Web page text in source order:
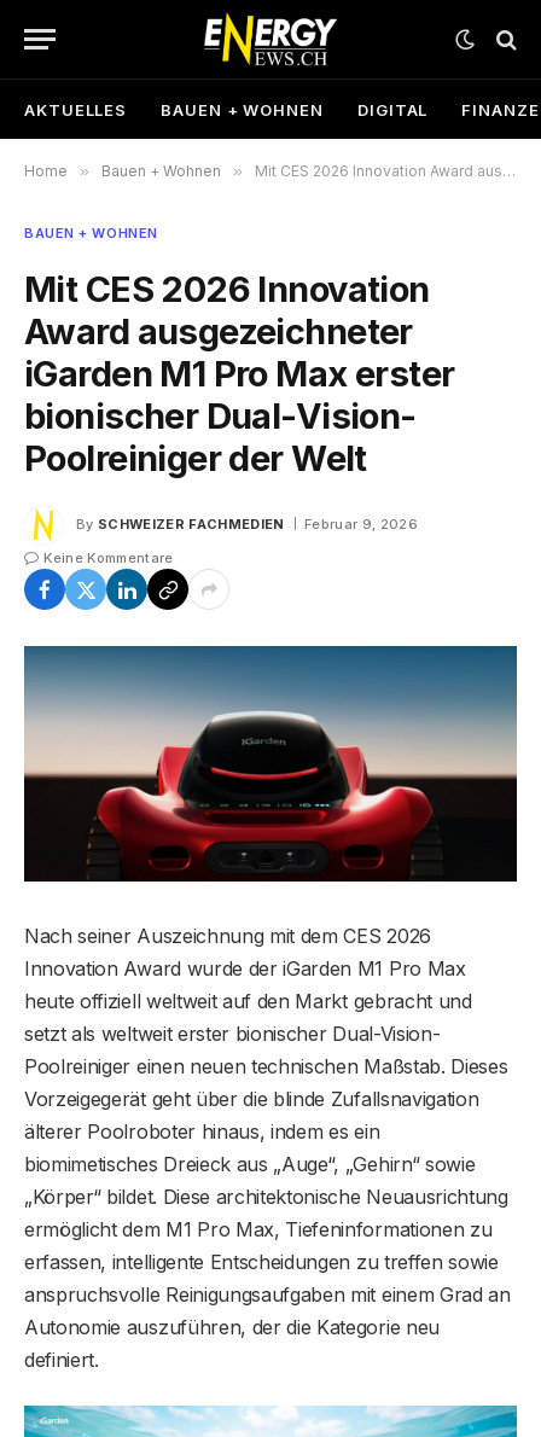
AKTUELLES BAUEN + WOHNEN DIGITAL
Home » Bauen + Wohnen » Mit CES 2026 Innovation Award ausgezeichneter iGarden M1 Pro Max erster bionischer Dual-Vision-Poolreiniger der Welt
BAUEN + WOHNEN
Mit CES 2026 Innovation
Award ausgezeichneter
iGarden M1 Pro Max erster
bionischer Dual-Vision-
Poolreiniger der Welt
By SCHWEIZER FACHMEDIEN
Februar 9, 2026
Keine Kommentare
Nach seiner Auszeichnung mit dem CES 2026
Innovation Award wurde der iGarden M1 Pro Max
heute offiziell weltweit auf den Markt gebracht und
setzt als weltweit erster bionischer Dual-Vision-
Poolreiniger einen neuen technischen Maßstab. Dieses
Vorzeigegerät geht über die blinde Zufallsnavigation
älterer Poolroboter hinaus, indem es ein
biomimetisches Dreieck aus „Auge“, „Gehirn“ sowie
„Körper“ bildet. Diese architektonische Neuausrichtung
ermöglicht dem M1 Pro Max, Tiefeninformationen zu
erfassen, intelligente Entscheidungen zu treffen sowie
anspruchsvolle Reinigungsaufgaben mit einem Grad an
Autonomie auszuführen, der die Kategorie neu
definiert.